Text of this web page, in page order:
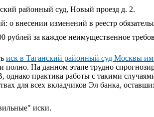
районный суд, Новый проезд д. 2.
о внесении изменений в реестр
рублей за каждое неимущественное
иск в Таганский районный суд Москвы
полно. На данном этапе трудно
практика работы с такими
для всех вкладчиков Эл банка,
иски.